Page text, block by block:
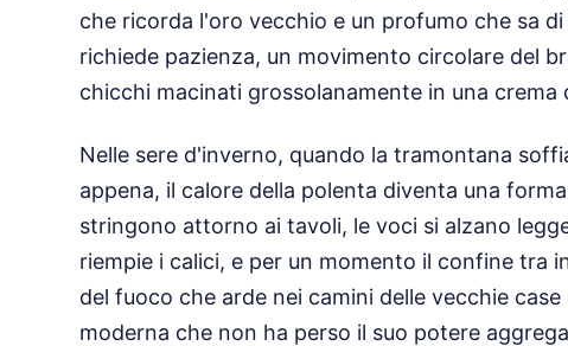
che ricorda l'oro vecchio e un profumo che sa
richiede pazienza, un movimento circolare del
chicchi macinati grossolanamente in una crema
Nelle sere d'inverno, quando la tramontana
appena, il calore della polenta diventa una
stringono attorno ai tavoli, le voci si alzano
riempie i calici, e per un momento il confine tra
del fuoco che arde nei camini delle vecchie
moderna che non ha perso il suo potere